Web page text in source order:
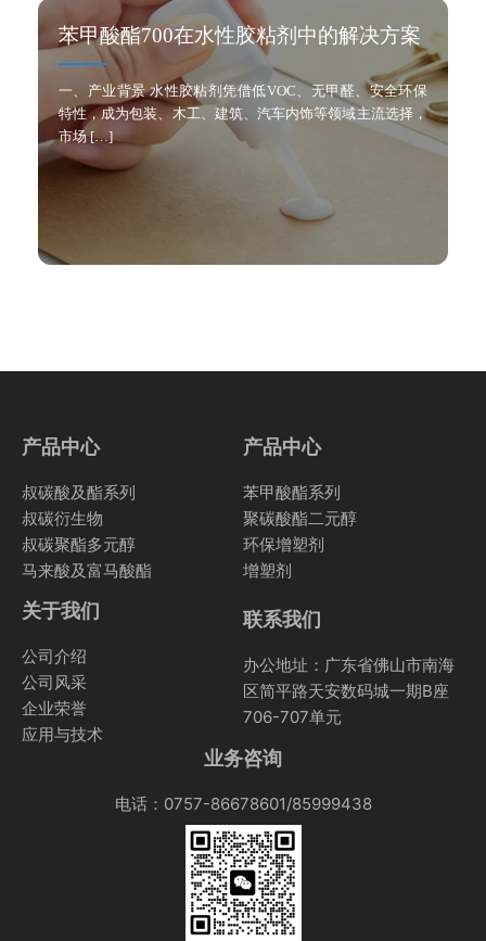
苯甲酸酯700在水性胶粘剂中的解决方案
一、产业背景 水性胶粘剂凭借低VOC、无甲醛、安全环保
特性，成为包装、木工、建筑、汽车内饰等领域主流选择，
市场 […]
产品中心
叔碳酸及酯系列
叔碳衍生物
叔碳聚酯多元醇
马来酸及富马酸酯
产品中心
苯甲酸酯系列
聚碳酸酯二元醇
环保增塑剂
增塑剂
关于我们
公司介绍
公司风采
企业荣誉
应用与技术
联系我们
办公地址：广东省佛山市南海
区简平路天安数码城一期B座
706-707单元
业务咨询
电话：0757-86678601/85999438